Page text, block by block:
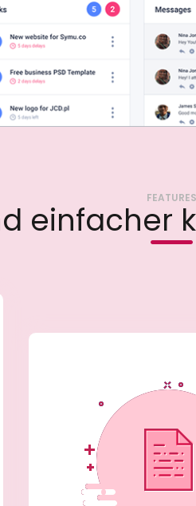
FEATURES
einfacher